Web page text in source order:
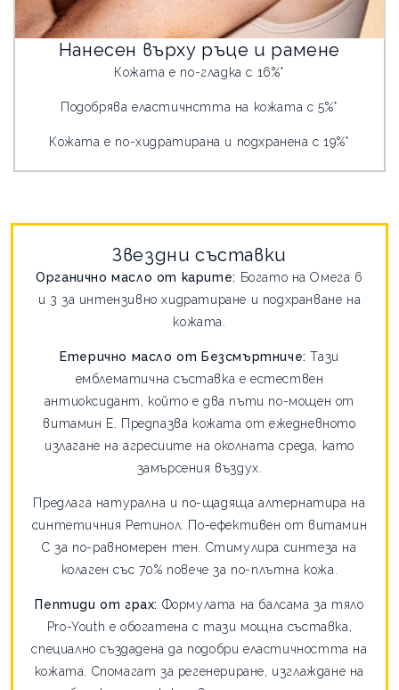
Нанесен върху ръце и рамене
Кожата е по-гладка с 16%*
Подобрява еластичнстта на кожата с 5%*
Кожата е по-хидратирана и подхранена с 19%*
Звездни съставки
Органично масло от карите: Богато на Омега 6
и 3 за интензивно хидратиране и подхранване на
кожата.
Етерично масло от Безсмъртниче:Тази
емблематична съставка е естествен
антиоксидант, който е два пъти по-мощен от
витамин Е. Предпазва кожата от ежедневното
излагане на агресиите на околната среда, като
замърсения въздух.
Предлага натурална и по-щадяща алтернатира на
синтетичния Ретинол. По-ефективен от витамин
С за по-равномерен тен. Стимулира синтеза на
колаген със 70% повече за по-плътна кожа.
Пептиди от грах: Формулата на балсама за тяло
Pro-Youth е обогатена с тази мощна съставка,
специално създадена да подобри еластичността на
кожата. Спомагат за регенериране, изглаждане на